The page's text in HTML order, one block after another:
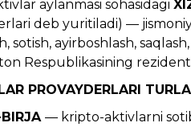
aylanmasi sohasidagi
deb yuritiladi) —
sotish, ayirboshlash,
Respublikasining
PROVAYDERLARI
— kripto-aktivlarni